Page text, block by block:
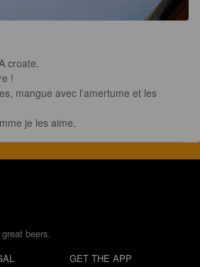
croate.
!
mangue avec l'amertume et les
je les aime.
beers.
GET THE APP